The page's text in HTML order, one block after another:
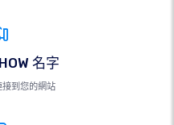
名字
到您的網站